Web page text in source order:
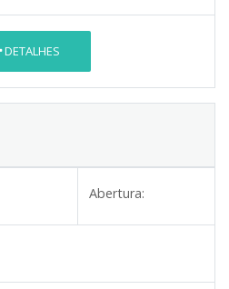
DETALHES
Abertura: